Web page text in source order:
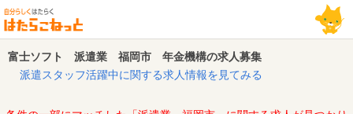
富士ソフト 派遣業 福岡市 年金機構の求人募集
派遣スタッフ活躍中に関する求人情報を見てみる